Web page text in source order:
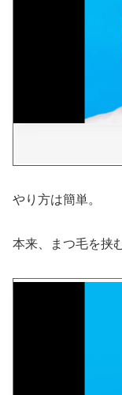
やり方は簡単。
本来、まつ毛を挟